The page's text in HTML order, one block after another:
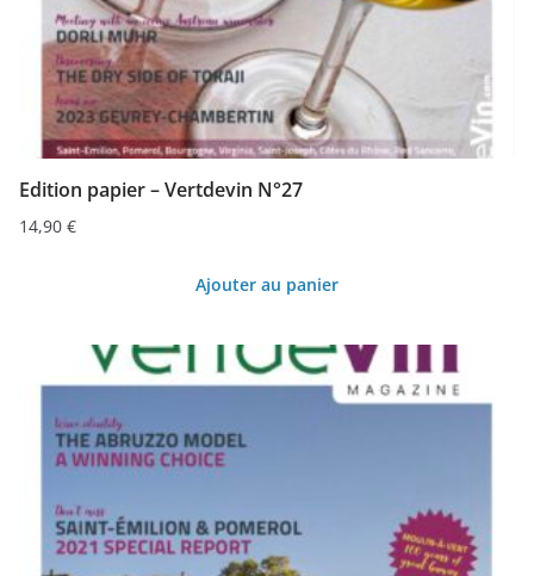
Edition papier – Vertdevin N°27
14,90 €
Ajouter au panier